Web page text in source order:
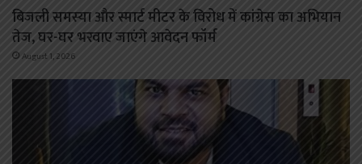
बिजली समस्या और स्मार्ट मीटर के विरोध में कांग्रेस का अभियान
तेज, घर-घर भरवाए जाएंगे आवेदन फॉर्म
August 1, 2026